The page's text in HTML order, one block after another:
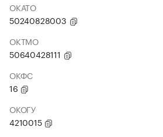
ОКАТО
50240828003
ОКТМО
50640428111
ОКФС
16
ОКОГУ
4210015